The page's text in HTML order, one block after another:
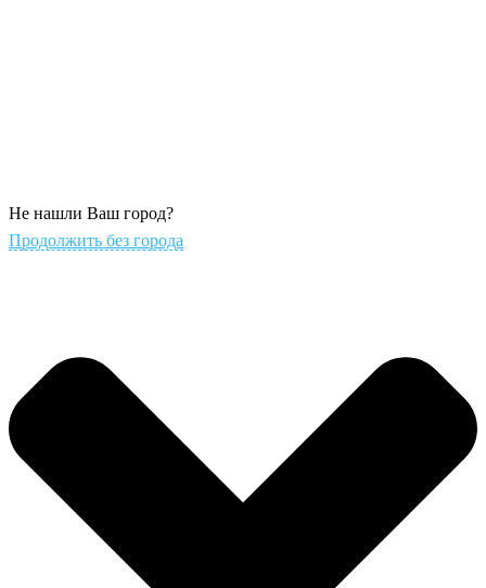
Не нашли Ваш город?
Продолжить без города